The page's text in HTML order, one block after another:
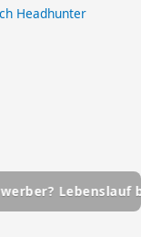
Lebenslauf bitte